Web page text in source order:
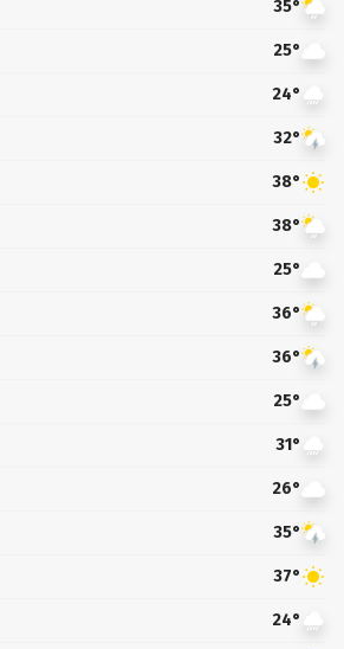
35°
25°
24°
32°
38°
38°
25°
36°
36°
25°
31°
26°
35°
37°
24°